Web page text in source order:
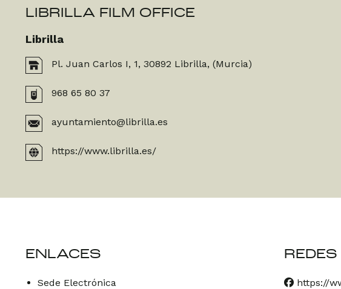
LIBRILLA FILM OFFICE
Librilla
Pl. Juan Carlos I, 1, 30892 Librilla, (Murcia)
968 65 80 37
ayuntamiento@librilla.es
https://www.librilla.es/
ENLACES
Sede Electrónica
https://